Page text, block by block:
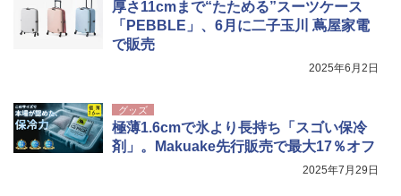
￥1,540
￥9,990
[キャンパーズコレクション 山善] 傘みたいに
広げるだけ パッとサッとテント キューブ ブ
人用 簡単設置 ポップアップテント PATC-15
0B エクルベージュ
￥10,990
￥3,680
ポインターライト 強力 小型 緑色/赤色/青紫色
USB充電式 高精度 超長距離照射 長時間使用
ンパクト多機能設計 持ち運び便利 アウトド
ア/オフィス/教育現場/展示会用 緑
￥1,180
厚さ11cmまで“たためる”スーツケース
「PEBBLE」、6月に二子玉川 蔦屋家電
で販売
2025年6月2日
グッズ
極薄1.6cmで氷より長持ち「スゴい保冷
剤」。Makuake先行販売で最大17％オフ
2025年7月29日